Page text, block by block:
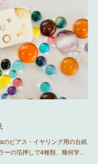
のピアス・イヤリング用の台紙
ーの箔押しで4種類、幾何学…